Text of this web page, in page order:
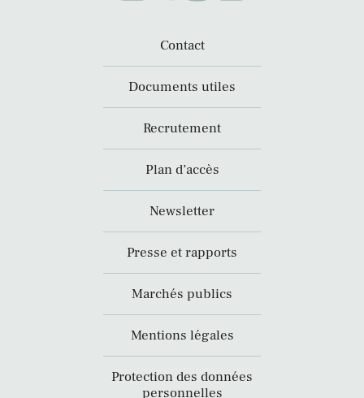
Contact
Documents utiles
Recrutement
Plan d’accès
Newsletter
Presse et rapports
Marchés publics
Mentions légales
Protection des données
personnelles